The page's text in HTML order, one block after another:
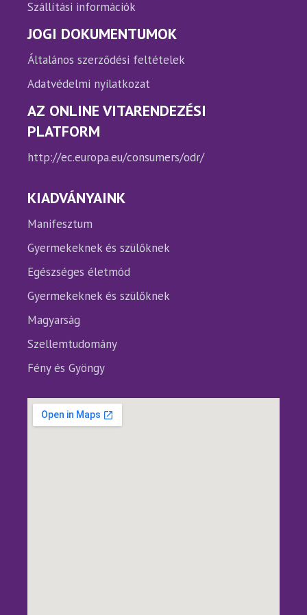
Szállítási információk
JOGI DOKUMENTUMOK
Általános szerződési feltételek
Adatvédelmi nyilatkozat
AZ ONLINE VITARENDEZÉSI
PLATFORM
http://ec.europa.eu/consumers/odr/
KIADVÁNYAINK
Manifesztum
Gyermekeknek és szülőknek
Egészséges életmód
Gyermekeknek és szülőknek
Magyarság
Szellemtudomány
Fény és Gyöngy